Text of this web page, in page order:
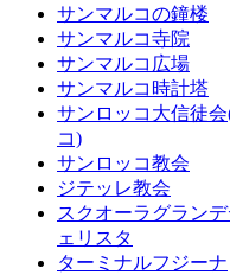
サンマルコの鐘楼
サンマルコ寺院
サンマルコ広場
サンマルコ時計塔
サンロッコ大信徒
コ)
サンロッコ教会
ジテッレ教会
スクオーラグラン
ェリスタ
ターミナルフジーナ